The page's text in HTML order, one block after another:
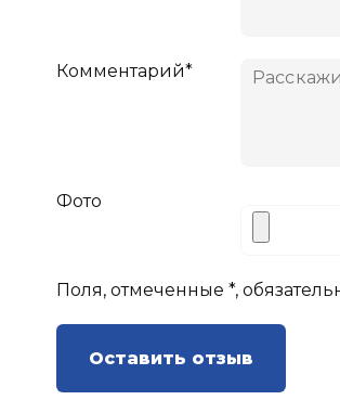
Комментарий*
Фото
Поля, отмеченные *,
Оставить отзыв